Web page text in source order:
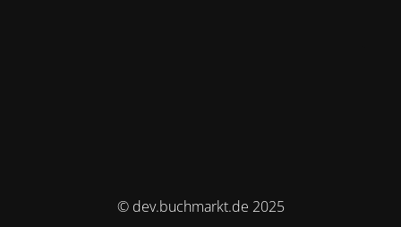
© dev.buchmarkt.de 2025